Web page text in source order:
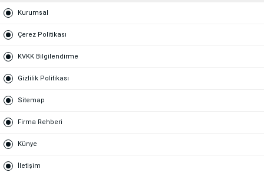
Kurumsal
Çerez Politikası
KVKK Bilgilendirme
Gizlilik Politikası
Sitemap
Firma Rehberi
Künye
İletişim